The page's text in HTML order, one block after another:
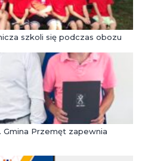
szkoli się podczas obozu
Gmina Przemęt zapewnia